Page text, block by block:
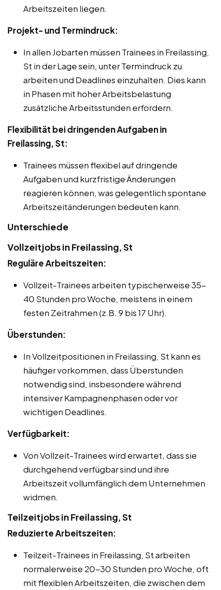
Arbeitszeiten liegen.
Projekt- und Termindruck:
In allen Jobarten müssen Trainees in Freilassing,
St in der Lage sein, unter Termindruck zu
arbeiten und Deadlines einzuhalten. Dies kann
in Phasen mit hoher Arbeitsbelastung
zusätzliche Arbeitsstunden erfordern.
Flexibilität bei dringenden Aufgaben in
Freilassing, St:
Trainees müssen flexibel auf dringende
Aufgaben und kurzfristige Änderungen
reagieren können, was gelegentlich spontane
Arbeitszeitänderungen bedeuten kann.
Unterschiede
Vollzeitjobs in Freilassing, St
Reguläre Arbeitszeiten:
Vollzeit-Trainees arbeiten typischerweise 35-
40 Stunden pro Woche, meistens in einem
festen Zeitrahmen (z.B. 9 bis 17 Uhr).
Überstunden:
In Vollzeitpositionen in Freilassing, St kann es
häufiger vorkommen, dass Überstunden
notwendig sind, insbesondere während
intensiver Kampagnenphasen oder vor
wichtigen Deadlines.
Verfügbarkeit:
Von Vollzeit-Trainees wird erwartet, dass sie
durchgehend verfügbar sind und ihre
Arbeitszeit vollumfänglich dem Unternehmen
widmen.
Teilzeitjobs in Freilassing, St
Reduzierte Arbeitszeiten:
Teilzeit-Trainees in Freilassing, St arbeiten
normalerweise 20-30 Stunden pro Woche, oft
mit flexiblen Arbeitszeiten, die zwischen dem